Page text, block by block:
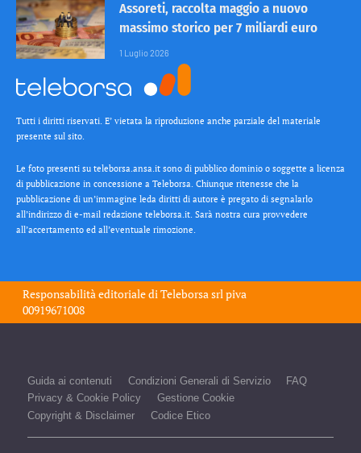
Assoreti, raccolta maggio a nuovo
massimo storico per 7 miliardi euro
1 Luglio 2026
Tutti i diritti riservati. E’ vietata la riproduzione anche parziale del materiale
presente sul sito.
Le foto presenti su teleborsa.ansa.it sono di pubblico dominio o soggette a licenza
di pubblicazione in concessione a Teleborsa. Chiunque ritenesse che la
pubblicazione di un’immagine leda diritti di autore è pregato di segnalarlo
all’indirizzo di e-mail redazione teleborsa.it. Sarà nostra cura provvedere
all’accertamento ed all’eventuale rimozione.
Responsabilità editoriale diTeleborsa srl piva
00919671008
Guida ai contenuti Condizioni Generali di Servizio
FAQ
Privacy & Cookie Policy
Gestione Cookie
Copyright & Disclaimer
Codice Etico